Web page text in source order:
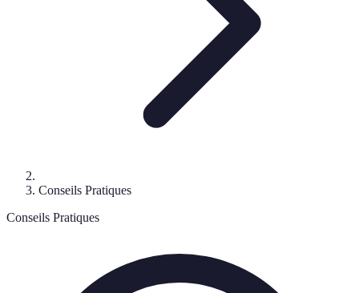
Conseils Pratiques
Conseils Pratiques